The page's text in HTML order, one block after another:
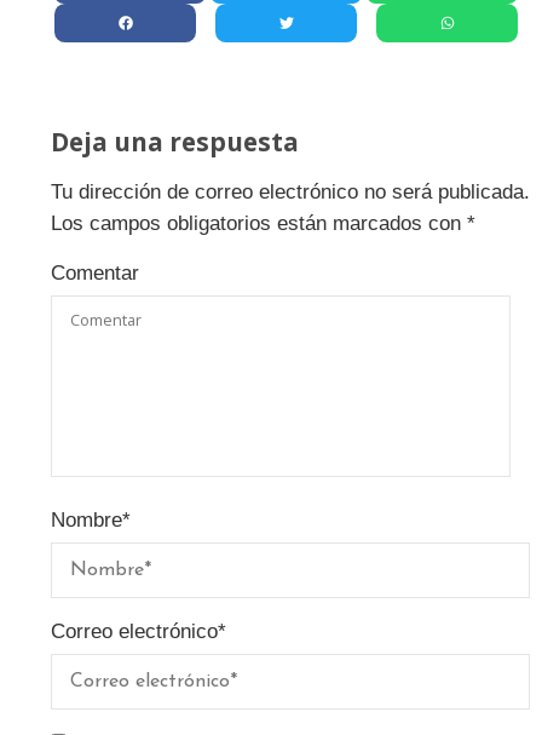
Deja una respuesta
Tu dirección de correo electrónico no será publicada.
Los campos obligatorios están marcados con *
Comentar
Nombre*
Correo electrónico*